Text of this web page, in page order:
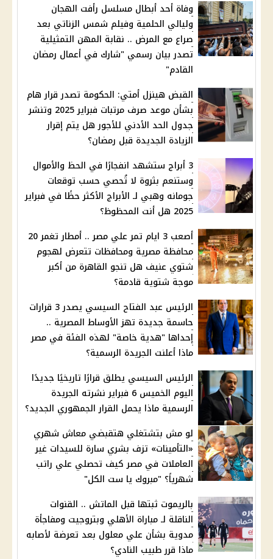
وفاة أحد أبطال مسلسل رأفت الهجان
وليالي الحلمية وفيلم شمس الزناتي بعد
صراع مع المرض .. نقابة المهن التمثيلية
تصدر بيان رسمي "شارك في أعمال رمضان
القادم"
القبض هينزل أمتي: الحكومة تصدر قرار هام
بشأن موعد صرف مرتبات فبراير 2025 وتنشر
جدول الحد الأدني للأجور هل يتم إقرار
الزيادة الجديدة قبل رمضان؟
3 أبراج ستشهد انفجارًا في الحظ والأموال
وستنعم بثروة لا تُحصي حسب توقعات
جومانه وهبي لـ الأبراج الأكثر حظًا في فبراير
2025 هل أنت المحظوظ؟
أصعب 3 ايام تمر علي مصر .. أمطار تغمر 20
محافظة مصرية ومحافظات تتعرض لهجوم
شتوي عنيف هل تنجو القاهرة من أكبر
موجة شتوية قادمة؟
الرئيس عبد الفتاح السيسي يصدر 3 قرارات
حاسمة جديدة تهز الأوساط المصرية ..
إحداها "هدية خاصة" لهذه الفئة في مصر
ماذا أعلنت الجريدة الرسمية؟
الرئيس السيسي يطلق قرارًا تاريخيًا جديدًا
اليوم الخميس 6 فبراير نشرته الجريدة
الرسمية ماذا يحمل القرار الجمهوري الجديد؟
لو مش بتشتغلي هتقبضي معاش شهري
«التأمينات» تزف بشري سارة للسيدات غير
العاملات في مصر كيف تحصلي علي راتب
شهرياً؟ "مبروك يا ست الكل"
بالريموت ثبتها قبل الماتش .. القنوات
الناقلة لـ مباراة الأهلي وبتروجيت ومفاجأة
مدوية بشأن علي معلول بعد تعرضة لأصابه
ماذا قرر طبيب النادي؟